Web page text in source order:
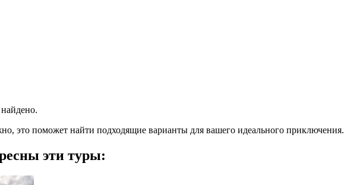
это поможет найти подходящие варианты для вашего идеального приключения.
эти туры: